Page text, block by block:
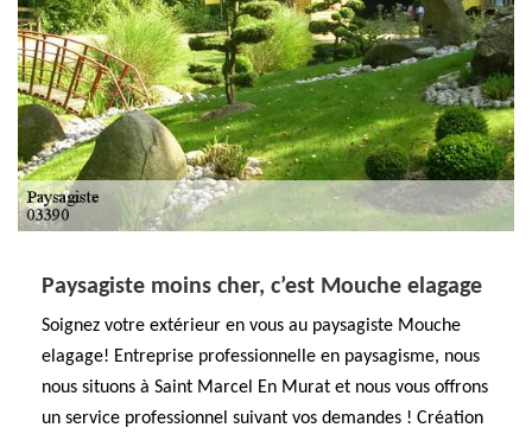
Paysagiste moins cher, c’est Mouche elagage
Soignez votre extérieur en vous au paysagiste Mouche
elagage! Entreprise professionnelle en paysagisme, nous
nous situons à Saint Marcel En Murat et nous vous offrons
un service professionnel suivant vos demandes ! Création